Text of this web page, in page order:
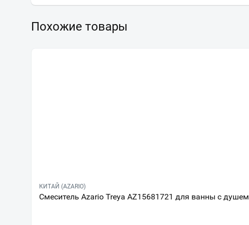
Похожие товары
КИТАЙ (AZARIO)
Смеситель Azario Treya AZ15681721 для ванны с душем